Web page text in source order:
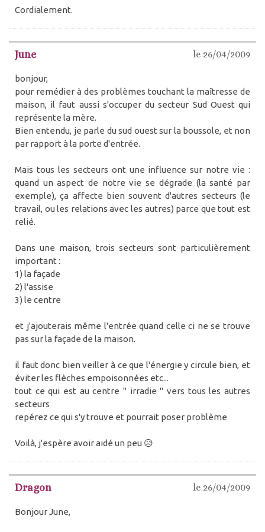
Cordialement.
June le 26/04/2009
bonjour,
pour remédier à des problèmes touchant la maîtresse de
maison, il faut aussi s'occuper du secteur Sud Ouest qui
représente la mère.
Bien entendu, je parle du sud ouest sur la boussole, et non
par rapport à la porte d'entrée.
Mais tous les secteurs ont une influence sur notre vie :
quand un aspect de notre vie se dégrade (la santé par
exemple), ça affecte bien souvent d'autres secteurs (le
travail, ou les relations avec les autres) parce que tout est
relié.
Dans une maison, trois secteurs sont particulièrement
important :
1) la façade
2) l'assise
3) le centre
et j'ajouterais même l'entrée quand celle ci ne se trouve
pas sur la façade de la maison.
il faut donc bien veiller à ce que l'énergie y circule bien, et
éviter les flèches empoisonnées etc...
tout ce qui est au centre " irradie " vers tous les autres
secteurs
repérez ce qui s'y trouve et pourrait poser problème
Voilà, j'espère avoir aidé un peu 😥
Dragon le 26/04/2009
Bonjour June,